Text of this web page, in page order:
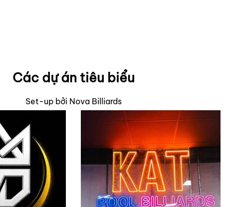
Các dự án tiêu biểu
Set-up bởi Nova Billiards